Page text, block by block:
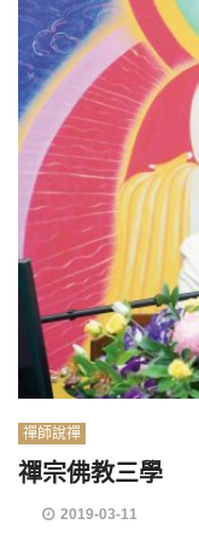
禪師說禪
禪宗佛教三學
2019-03-11